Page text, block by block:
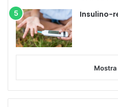
Insulino-
Mostra